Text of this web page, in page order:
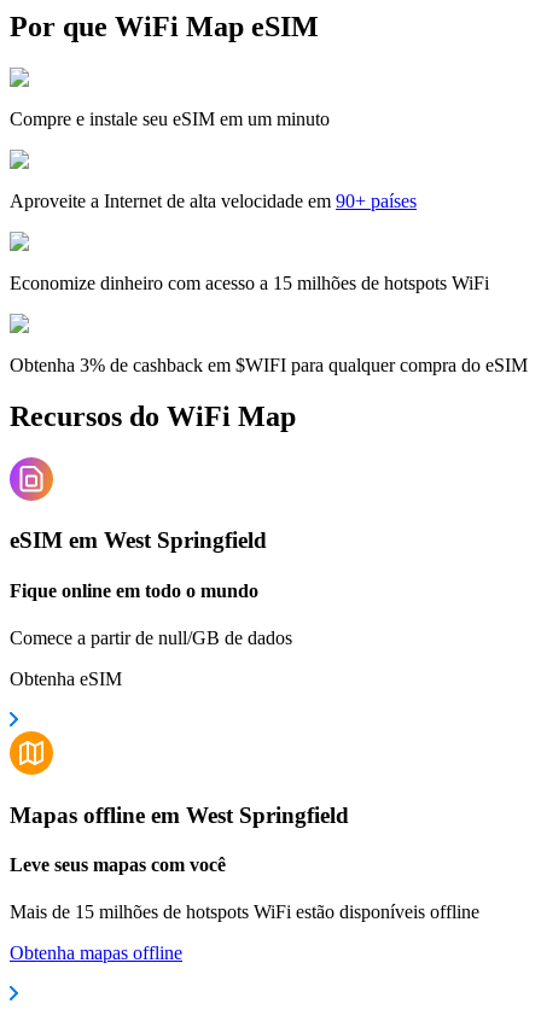
Por que WiFi Map eSIM
Compre e instale seu eSIM em um minuto
Aproveite a Internet de alta velocidade em 90+ países
Economize dinheiro com acesso a 15 milhões de hotspots WiFi
Obtenha 3% de cashback em $WIFI para qualquer compra do eSIM
Recursos do WiFi Map
eSIM em West Springfield
Fique online em todo o mundo
Comece a partir de null/GB de dados
Obtenha eSIM
Mapas offline em West Springfield
Leve seus mapas com você
Mais de 15 milhões de hotspots WiFi estão disponíveis offline
Obtenha mapas offline